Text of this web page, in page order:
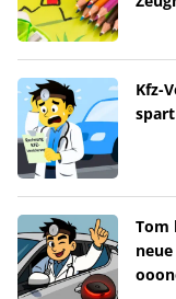
Kfz-
Tom